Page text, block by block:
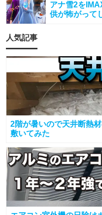
アナ雪2を
供が怖がって
人気記事
2階が暑いので天井断熱
敷いてみた